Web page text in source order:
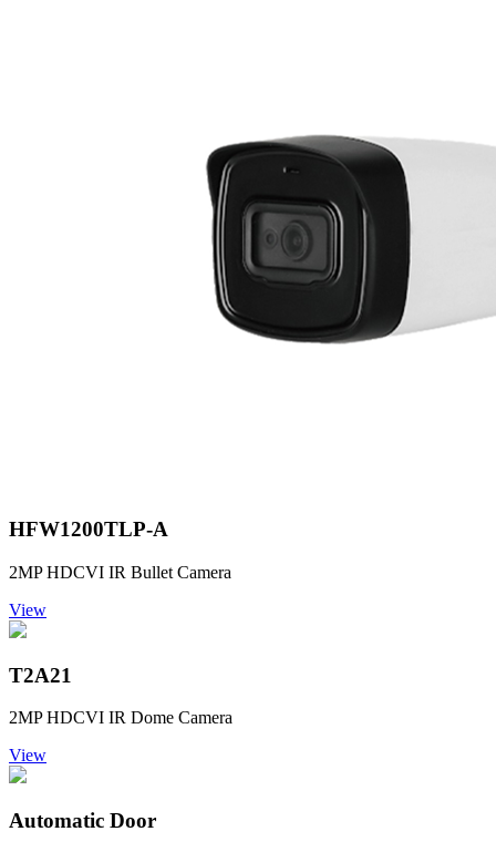
HFW1200TLP-A
2MP HDCVI IR Bullet Camera
View
T2A21
2MP HDCVI IR Dome Camera
View
Automatic Door